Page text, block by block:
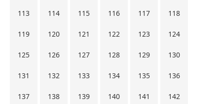
113 114 115 116 117 118
119 120 121 122 123 124
125 126 127 128 129 130
131 132 133 134 135 136
137 138 139 140 141 142